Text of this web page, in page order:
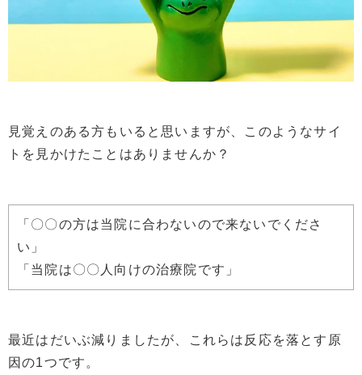
見覚えのある方もいると思いますが、このようなサイ
トを見かけたことはありませんか？
「〇〇の方は当院に合わないので来ないでくださ
い」
「当院は〇〇人向けの治療院です」
最近はだいぶ減りましたが、これらは反応を落とす原
因の1つです。